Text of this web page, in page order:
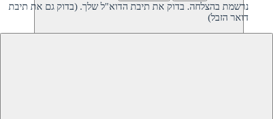
נרשמת בהצלחה. בדוק את תיבת הדוא"ל שלך. (בדוק גם את תיבת
דואר הזבל)